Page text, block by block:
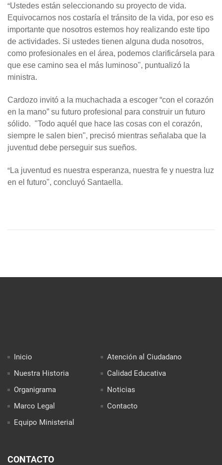
“Ustedes están seleccionando su proyecto de vida.
Equivocarnos nos costaría el tránsito de la vida, por eso es
importante que nosotros estemos hoy realizando este tipo
de actividades. Si ustedes tienen alguna duda nosotros,
como profesionales en el área, podemos clarificársela para
que ese camino sea el más luminoso", puntualizó la
ministra.
Cardozo invitó a la muchachada a escoger “con el corazón
en la mano” su futuro profesional para construir un futuro
sólido. "Todo aquél que hace las cosas con el corazón,
siempre le salen bien", precisó mientras señalaba que la
juventud debe perseguir sus sueños.
“La juventud es nuestra esperanza, nuestra fe y nuestra luz
en el futuro", concluyó Santaella.
Inicio
Nuestra Historia
Organigrama
Marco Legal
Equipo Ministerial
Atención al Ciudadano
Calidad Educativa
Noticias
Contacto
CONTACTO